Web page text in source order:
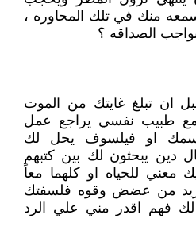
سمعه منك في تلك المحاوره ،
الصداقه ؟
ان تبلغ غايتك من الموت
طبيب نفسي يراجع عمل
جسمك او فيلسوف يحل لك
دين يبحثون لك بين كتبهم
معني للحياه او كلهما معاً
تزيد من عضض وقوه فلسفتك
فهم اقدر مني علي الرد